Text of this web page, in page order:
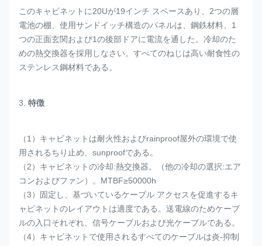
このキャビネットに20Uが19インチ スペースあり、2つの層
電池の棚、使用サンドイッチ構造のパネルは、鋼鉄材料、1
つの正面玄関および1の後部ドアに電流を通した。冷却のた
めの熱交換器を採用しなさい。すべてのねじは高い耐食性の
ステンレス鋼材料である。
3. 特徴
（1）キャビネットは耐火性およびrainproof屋外の環境で使
用されるちり止め、sunproofである。
（2）キャビネットの冷却:熱交換器。（他の冷却の選択:エア
コンおよびファン）。MTBF≥50000h
（3）固定し、基づいているケーブル アクセスを促進するキ
ャビネットのレイアウトは適度である。送電線のためケーブ
ルの入口それぞれ、信号ケーブルおよび光ケーブルである。
（4）キャビネットで使用されるすべてのケーブルは炎-抑制